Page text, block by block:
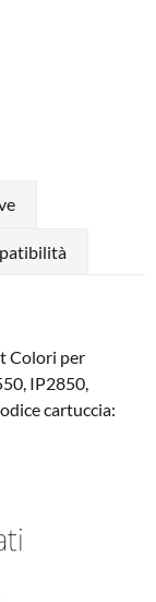
Colori per
IP2850,
cartuccia: